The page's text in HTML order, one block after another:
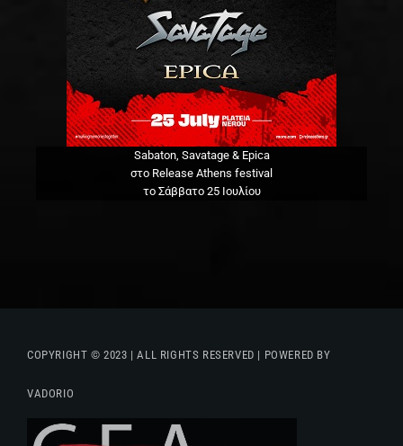
Sabaton, Savatage & Epica
στο Release Athens festival
το Σάββατο 25 Ιουλίου
COPYRIGHT © 2023 | ALL RIGHTS RESERVED | POWERED BY
VADORIO